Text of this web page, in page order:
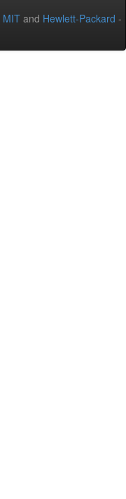
MIT and Hewlett-Packard -